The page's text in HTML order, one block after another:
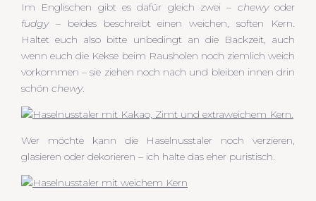
Im Englischen gibt es dafür gleich zwei – chewyoder
fudgy– beides beschreibt einen weichen, soften Kern.
Haltet euch also bitte unbedingt an die Backzeit, auch
wenn euch die Kekse beim Rausholen noch ziemlich weich
vorkommen – sie ziehen noch nach und bleiben innen drin
schön chewy.
Wer möchte kann die Haselnusstaler noch verzieren,
glasieren oder dekorieren – ich halte das eher puristisch.